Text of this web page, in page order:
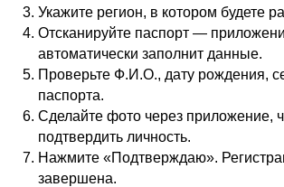
Укажите регион, в котором будете
Отсканируйте паспорт —
автоматически заполнит данные.
Проверьте Ф.И.О., дату рождения,
паспорта.
Сделайте фото через приложение,
подтвердить личность.
Нажмите «Подтверждаю».
завершена.